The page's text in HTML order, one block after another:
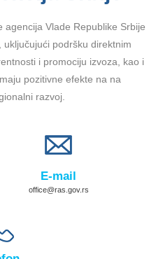
agencija Vlade Republike Srbije
podršku direktnim
i promociju izvoza, kao i
pozitivne efekte na na
razvoj.
E-mail
office@ras.gov.rs